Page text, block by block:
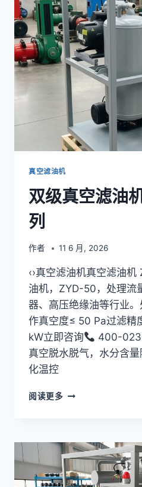
油
机
ZYD-
50
系
列
真空滤油机
双级真空滤油
列
作者 11 6 月, 2026
‹›真空滤油机真空滤油
油机，ZYD-50，处理流
器、高压绝缘油等行业
作真空度≤ 50 Pa过滤精
kW立即咨询
400-
真空脱水脱气，水分含
化温控
阅读更多 双
滤
油
机
ZYD-